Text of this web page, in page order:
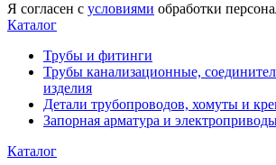
Я согласен с условиями обработки
Каталог
Трубы и фитинги
Трубы канализационные,
изделия
Детали трубопроводов, хомуты и
Запорная арматура и
Каталог